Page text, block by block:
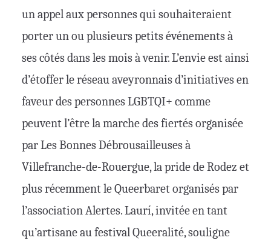
un appel aux personnes qui souhaiteraient
porter un ou plusieurs petits événements à
ses côtés dans les mois à venir. L’envie est ainsi
d’étoffer le réseau aveyronnais d’initiatives en
faveur des personnes LGBTQI+ comme
peuvent l’être la marche des fiertés organisée
par Les Bonnes Débrousailleuses à
Villefranche-de-Rouergue, la pride de Rodez et
plus récemment le Queerbaret organisés par
l’association Alertes. Laurí, invitée en tant
qu’artisane au festival Queeralité, souligne